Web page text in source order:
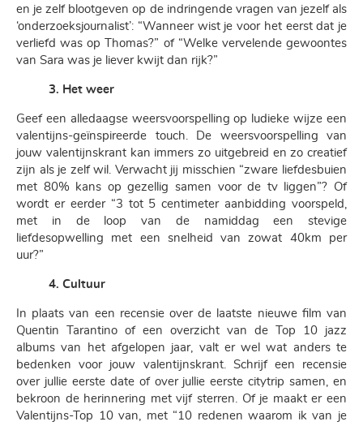
en je zelf blootgeven op de indringende vragen van jezelf als
‘onderzoeksjournalist’: “Wanneer wist je voor het eerst dat je
verliefd was op Thomas?” of “Welke vervelende gewoontes
van Sara was je liever kwijt dan rijk?”
3. Het weer
Geef een alledaagse weersvoorspelling op ludieke wijze een
valentijns-geïnspireerde touch. De weersvoorspelling van
jouw valentijnskrant kan immers zo uitgebreid en zo creatief
zijn als je zelf wil. Verwacht jij misschien “zware liefdesbuien
met 80% kans op gezellig samen voor de tv liggen”? Of
wordt er eerder “3 tot 5 centimeter aanbidding voorspeld,
met in de loop van de namiddag een stevige
liefdesopwelling met een snelheid van zowat 40km per
uur?”
4. Cultuur
In plaats van een recensie over de laatste nieuwe film van
Quentin Tarantino of een overzicht van de Top 10 jazz
albums van het afgelopen jaar, valt er wel wat anders te
bedenken voor jouw valentijnskrant. Schrijf een recensie
over jullie eerste date of over jullie eerste citytrip samen, en
bekroon de herinnering met vijf sterren. Of je maakt er een
Valentijns-Top 10 van, met “10 redenen waarom ik van je